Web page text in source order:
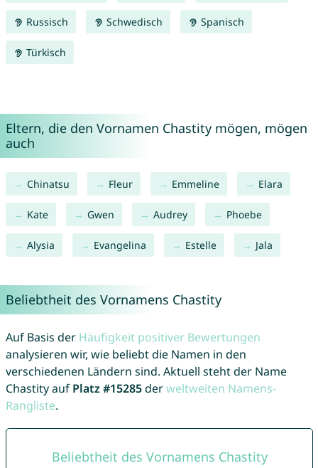
Russisch Schwedisch Spanisch
Türkisch
Eltern, die den Vornamen Chastity mögen, mögen
auch
Chinatsu Fleur Emmeline Elara
Kate Gwen Audrey Phoebe
Alysia Evangelina Estelle Jala
Beliebtheit des Vornamens Chastity
Auf Basis der Häufigkeit positiver Bewertungen
analysieren wir, wie beliebt die Namen in den
verschiedenen Ländern sind. Aktuell steht der Name
Chastity auf Platz #15285derweltweiten Namens-
Rangliste.